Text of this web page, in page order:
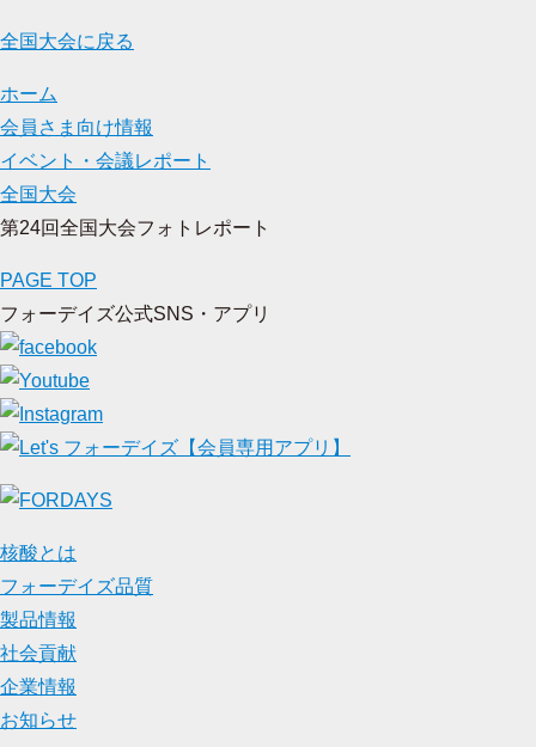
全国大会に戻る
ホーム
会員さま向け情報
イベント・会議レポート
全国大会
第24回全国大会フォトレポート
PAGE TOP
フォーデイズ公式SNS・アプリ
核酸とは
フォーデイズ品質
製品情報
社会貢献
企業情報
お知らせ